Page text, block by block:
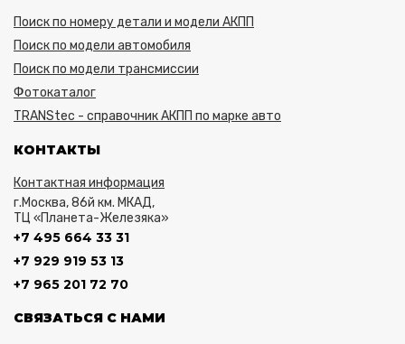
Поиск по номеру детали и модели АКПП
Поиск по модели автомобиля
Поиск по модели трансмиссии
Фотокаталог
TRANStec - справочник АКПП по марке авто
КОНТАКТЫ
Контактная информация
г.Москва, 86й км. МКАД,
ТЦ «Планета-Железяка»
+7 495 664 33 31
+7 929 919 53 13
+7 965 201 72 70
СВЯЗАТЬСЯ С НАМИ